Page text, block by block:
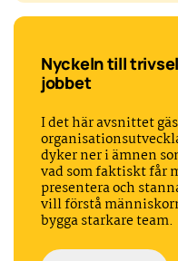
Nyckeln till
jobbet
I det här avsnittet
dyker ner i ämnen
vad som faktiskt får
presentera och
vill förstå
bygga starkare team.